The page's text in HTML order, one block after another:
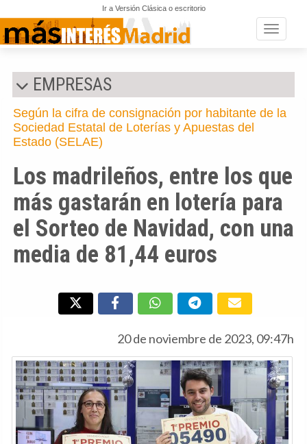
Ir a Versión Clásica o escritorio
Toggle
EMPRESAS
Según la cifra de consignación por habitante de la
Sociedad Estatal de Loterías y Apuestas del
Estado (SELAE)
Los madrileños, entre los que
más gastarán en lotería para
el Sorteo de Navidad, con una
media de 81,44 euros
20 de noviembre de 2023, 09:47h